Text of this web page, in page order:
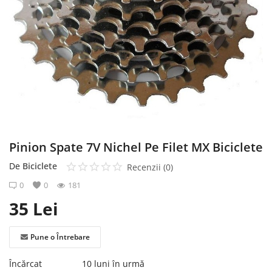
Blog
Autentificare
Înregistrare
Pinion Spate 7V Nichel Pe Filet MX Biciclete
De Biciclete Recenzii (0)
0 0 181
35 Lei
Pune o Întrebare
Încărcat 10 luni în urmă